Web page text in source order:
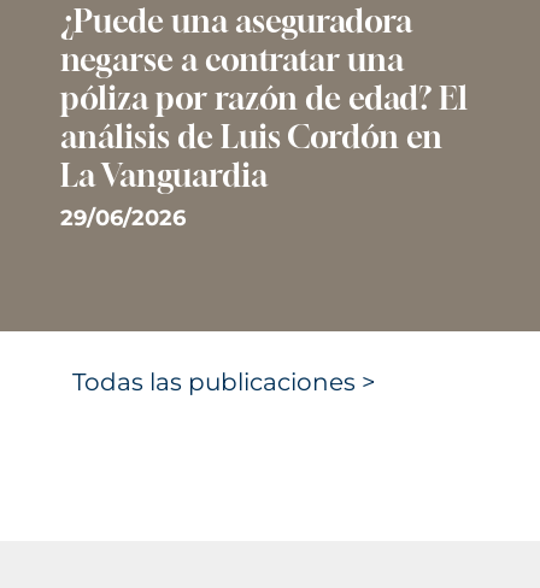
¿Puede una aseguradora
negarse a contratar una
póliza por razón de edad? El
análisis de Luis Cordón en
La Vanguardia
29/06/2026
Todas las publicaciones >